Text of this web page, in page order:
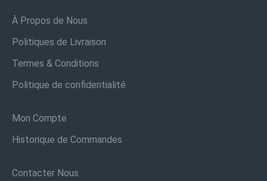
À Propos de Nous
Politiques de Livraison
Termes & Conditions
Politique de confidentialité
Mon Compte
Historique de Commandes
Contacter Nous